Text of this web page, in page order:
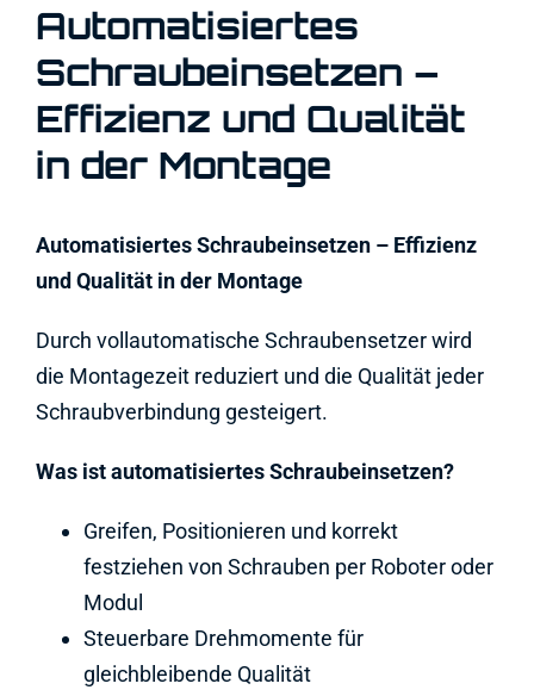
Automatisiertes
Schraubeinsetzen –
Effizienz und Qualität
in der Montage
Automatisiertes Schraubeinsetzen – Effizienz
und Qualität in der Montage
Durch vollautomatische Schraubensetzer wird
die Montagezeit reduziert und die Qualität jeder
Schraubverbindung gesteigert.
Was ist automatisiertes Schraubeinsetzen?
Greifen, Positionieren und korrekt
festziehen von Schrauben per Roboter oder
Modul
Steuerbare Drehmomente für
gleichbleibende Qualität